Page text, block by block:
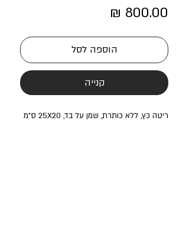
הוספה לסל
קנייה
ריטה כץ, ללא כותרת, שמן על בד, 25X20 ס"מ